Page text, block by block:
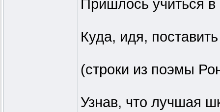
Пришлось учиться
Куда, идя, поставить
(строки из поэмы
Узнав, что лучшая